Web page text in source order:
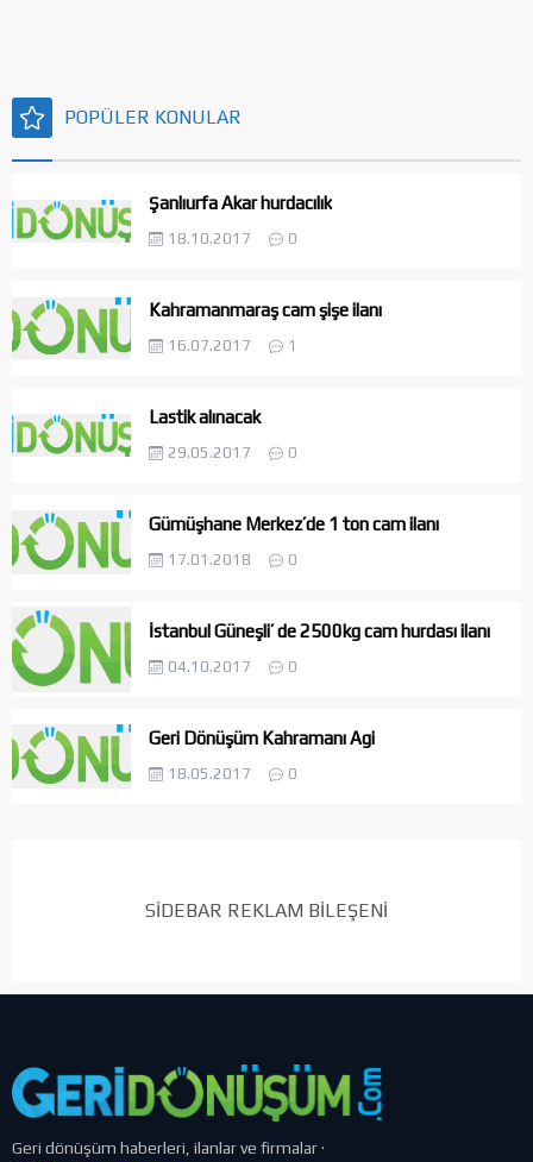
POPÜLER KONULAR
Şanlıurfa Akar hurdacılık
18.10.2017 0
Kahramanmaraş cam şişe ilanı
16.07.2017 1
Lastik alınacak
29.05.2017 0
Gümüşhane Merkez’de 1 ton cam ilanı
17.01.2018 0
İstanbul Güneşli’ de 2500kg cam hurdası ilanı
04.10.2017 0
Geri Dönüşüm Kahramanı Agi
18.05.2017 0
SİDEBAR REKLAM BİLEŞENİ
Geri dönüşüm haberleri, ilanlar ve firmalar ·